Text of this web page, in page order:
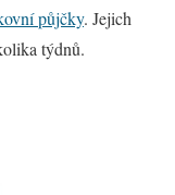
půjčky. Jejich
týdnů.